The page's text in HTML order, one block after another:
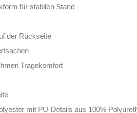
für stabilen Stand
der Rückseite
Tragekomfort
mit PU-Details aus 100%